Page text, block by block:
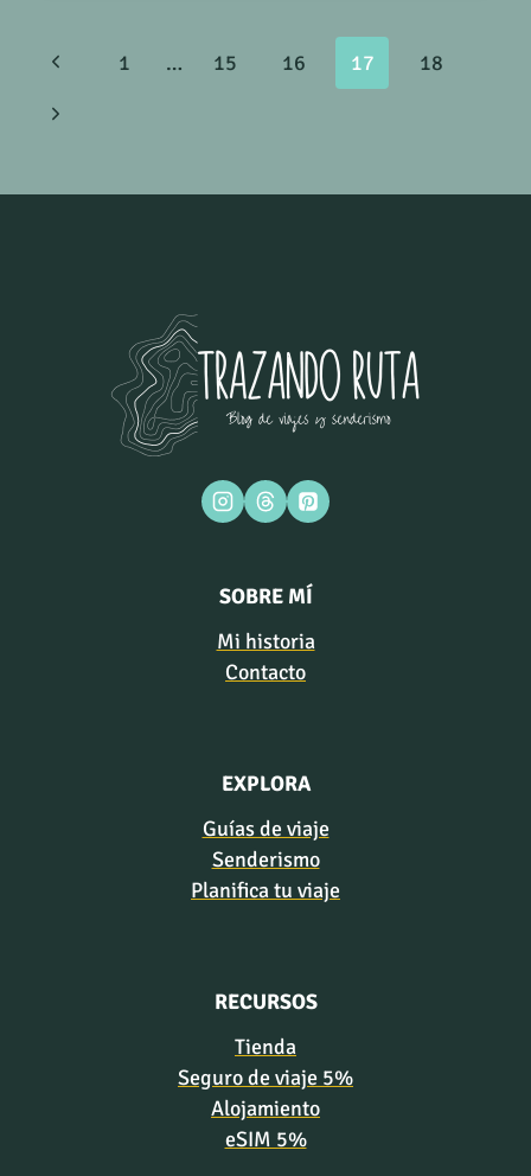
Navegación
de
página
Página
anterior
1 … 15 16 17
18
Siguiente
SOBRE MÍ
Mi historia
Contacto
EXPLORA
Guías de viaje
Senderismo
Planifica tu viaje
RECURSOS
Tienda
Seguro de viaje 5%
Alojamiento
eSIM 5%